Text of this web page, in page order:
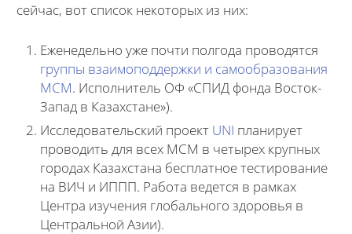
сейчас, вот список некоторых из них:
Еженедельно уже почти полгода проводятся
группы взаимоподдержки и самообразования
МСМ. Исполнитель ОФ «СПИД фонда Восток-
Запад в Казахстане»).
Исследовательский проект UNI планирует
проводить для всех МСМ в четырех крупных
городах Казахстана бесплатное тестирование
на ВИЧ и ИППП. Работа ведется в рамках
Центра изучения глобального здоровья в
Центральной Азии).